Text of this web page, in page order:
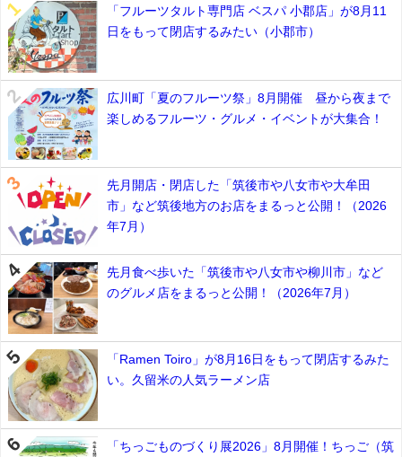
「フルーツタルト専門店 ベスパ 小郡店」が8月11
日をもって閉店するみたい（小郡市）
広川町「夏のフルーツ祭」8月開催 昼から夜まで
楽しめるフルーツ・グルメ・イベントが大集合！
先月開店・閉店した「筑後市や八女市や大牟田
市」など筑後地方のお店をまるっと公開！（2026
年7月）
先月食べ歩いた「筑後市や八女市や柳川市」など
のグルメ店をまるっと公開！（2026年7月）
「Ramen Toiro」が8月16日をもって閉店するみた
い。久留米の人気ラーメン店
「ちっごものづくり展2026」8月開催！ちっご（筑